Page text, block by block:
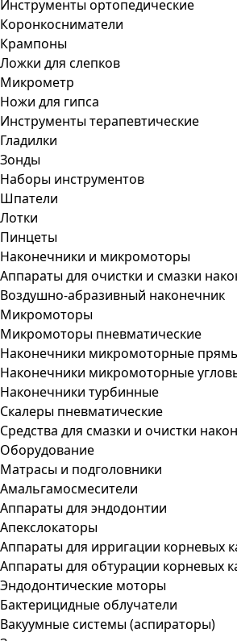
Инструменты ортопедические
Коронкосниматели
Крампоны
Ложки для слепков
Микрометр
Ножи для гипса
Инструменты терапевтические
Гладилки
Зонды
Наборы инструментов
Шпатели
Лотки
Пинцеты
Наконечники и микромоторы
Аппараты для очистки и смазки
Воздушно-абразивный наконечник
Микромоторы
Микромоторы пневматические
Наконечники микромоторные
Наконечники микромоторные
Наконечники турбинные
Скалеры пневматические
Средства для смазки и очистки
Оборудование
Матрасы и подголовники
Амальгамосмесители
Аппараты для эндодонтии
Апекслокаторы
Аппараты для ирригации корневых
Аппараты для обтурации корневых
Эндодонтические моторы
Бактерицидные облучатели
Вакуумные системы (аспираторы)